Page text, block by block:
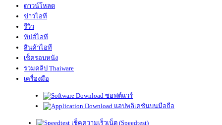
ดาวน์โหลด
ข่าวไอที
รีวิว
ทิปส์ไอที
สินค้าไอที
เช็ครอบหนัง
รวมคลิป Thaiware
เครื่องมือ
ซอฟต์แวร์
แอปพลิเคชันบนมือถือ
เช็คความเร็วเน็ต (Speedtest)